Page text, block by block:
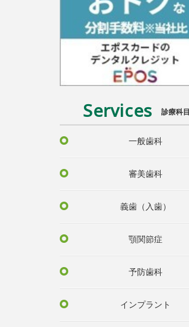
Services 診療科目
一般歯科
審美歯科
義歯（入歯）
顎関節症
予防歯科
インプラント